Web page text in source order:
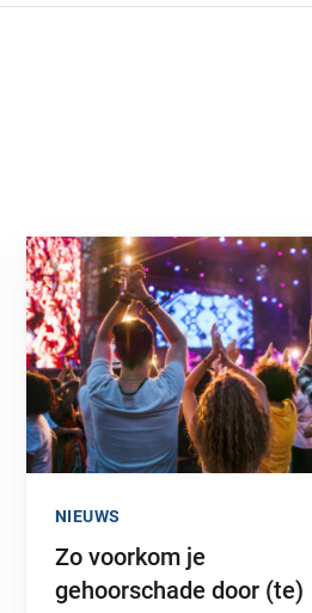
Ga naar “Zo voorkom je
Zo voorkom je
gehoorschade door (te)
NIEUWS